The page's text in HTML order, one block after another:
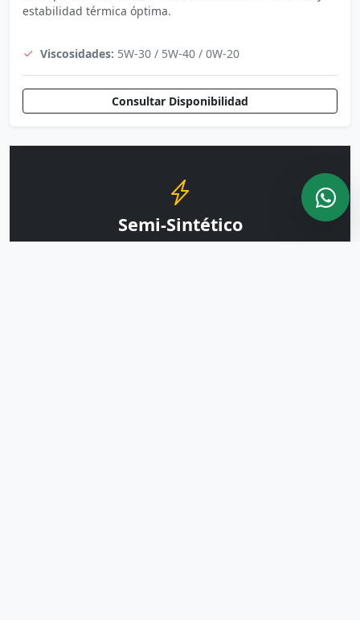
estabilidad térmica óptima.
Viscosidades: 5W-30 / 5W-40 / 0W-20
Consultar Disponibilidad
Semi-Sintético